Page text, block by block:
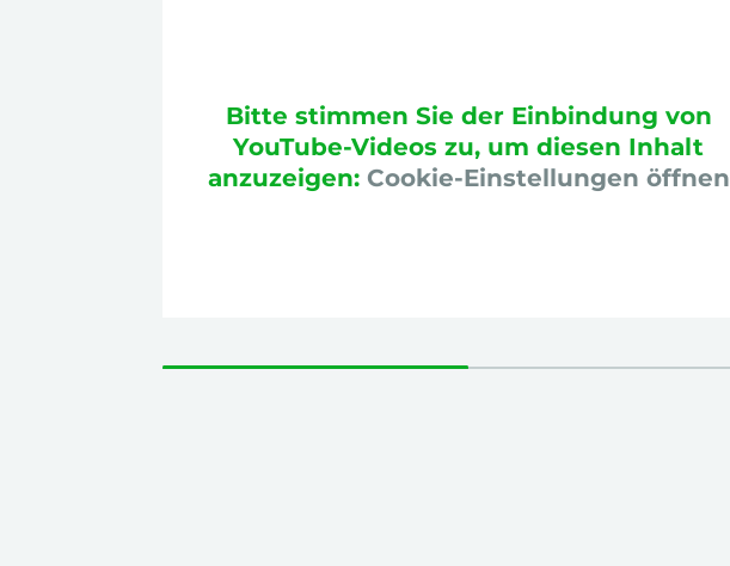
Bitte stimmen Sie der Einbindung von
YouTube-Videos zu, um diesen Inhalt
anzuzeigen: Cookie-Einstellungen öffnen